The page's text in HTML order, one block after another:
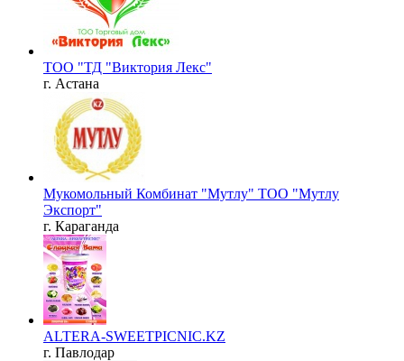
ТОО "ТД "Виктория Лекс"
г. Астана
Мукомольный Комбинат "Мутлу" ТОО "Мутлу
Экспорт"
г. Караганда
ALTERA-SWEETPICNIC.KZ
г. Павлодар